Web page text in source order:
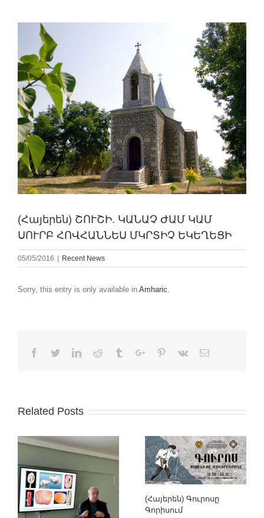
(Հայերեն) ՇՈՒՇԻ. ԿԱՆԱՉ ԺԱՄ ԿԱՄ
ՍՈՒՐԲ ՀՈՎՀԱՆՆԵՍ ՄԿՐՏԻՉ ԵԿԵՂԵՑԻ
05/05/2016 Recent News
Sorry, this entry is only available in Amharic.
Facebook
TwitterLinkedinReddit TumblrGoogle+Pinterest
Vk Email
Related Posts
(Հայերեն) Գուրոսը
Գորիսում